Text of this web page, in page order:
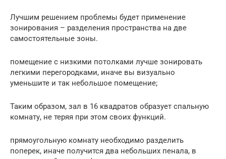
Лучшим решением проблемы будет применение
зонирования – разделения пространства на две
самостоятельные зоны.
помещение с низкими потолками лучше зонировать
легкими перегородками, иначе вы визуально
уменьшите и так небольшое помещение;
Таким образом, зал в 16 квадратов образует спальную
комнату, не теряя при этом своих функций.
прямоугольную комнату необходимо разделить
поперек, иначе получится два небольших пенала, в